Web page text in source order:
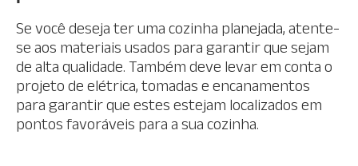
Se você deseja ter uma cozinha planejada, atente-
se aos materiais usados para garantir que sejam
de alta qualidade. Também deve levar em conta o
projeto de elétrica, tomadas e encanamentos
para garantir que estes estejam localizados em
pontos favoráveis para a sua cozinha.